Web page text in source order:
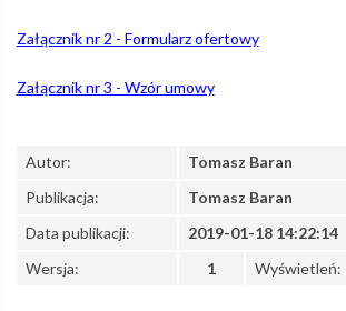
środków
Łódzka
Załącznik nr 2 - Formularz ofertowy
Załącznik nr 3 - Wzór umowy
Autor: Tomasz Baran
Wersja: 1 Wyświetleń:
Publikacja:
Tomasz Baran
Data publikacji:
2019-01-18 14:22:14